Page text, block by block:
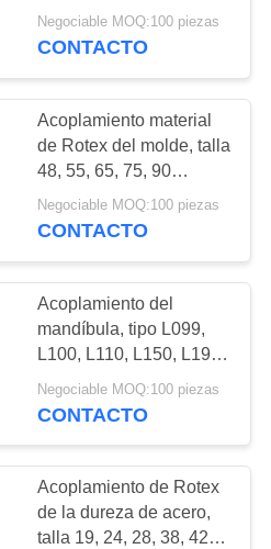
y
140
de
131
Negociable MOQ:100 piezas
CONTACTO
Acoplamiento material
de Rotex del molde, talla
48, 55, 65, 75, 90
milímetros
Negociable MOQ:100 piezas
CONTACTO
Acoplamiento del
mandíbula, tipo L099,
L100, L110, L150, L190,
L225
Negociable MOQ:100 piezas
CONTACTO
Acoplamiento de Rotex
de la dureza de acero,
talla 19, 24, 28, 38, 42,